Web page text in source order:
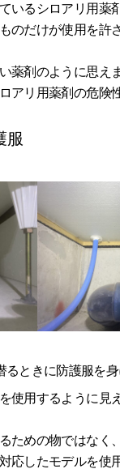
いるシロアリ用薬
のだけが使用を許
薬剤のように思
アリ用薬剤の危険
服
るときに防護服を
使用するように見
ための物ではなく
応したモデルを使